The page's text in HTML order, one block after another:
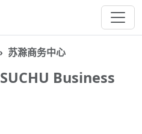
苏滁商务中心
SUCHU Business